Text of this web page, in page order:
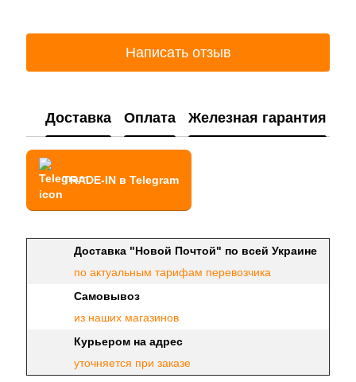
Написать отзыв
Доставка Оплата Железная гарантия
TRADE-IN в Telegram
Доставка "Новой Почтой" по всей Украине
по актуальным тарифам перевозчика
Самовывоз
из наших магазинов
Курьером на адрес
уточняется при заказе